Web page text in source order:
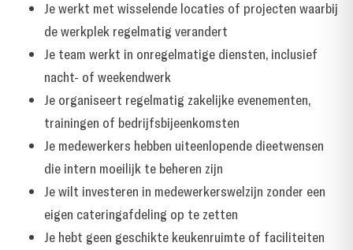
Je werkt met wisselende locaties of projecten waarbij
de werkplek regelmatig verandert
Je team werkt in onregelmatige diensten, inclusief
nacht- of weekendwerk
Je organiseert regelmatig zakelijke evenementen,
trainingen of bedrijfsbijeenkomsten
Je medewerkers hebben uiteenlopende dieetwensen
die intern moeilijk te beheren zijn
Je wilt investeren in medewerkerswelzijn zonder een
eigen cateringafdeling op te zetten
Je hebt geen geschikte keukenruimte of faciliteiten